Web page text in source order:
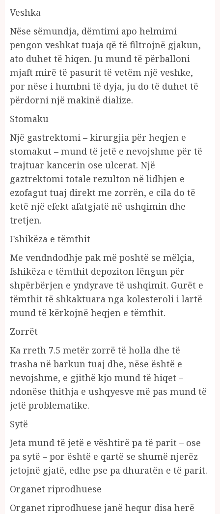
Veshka
Nëse sëmundja, dëmtimi apo helmimi
pengon veshkat tuaja që të filtrojnë gjakun,
ato duhet të hiqen. Ju mund të përballoni
mjaft mirë të pasurit të vetëm një veshke,
por nëse i humbni të dyja, ju do të duhet të
përdorni një makinë dialize.
Stomaku
Një gastrektomi – kirurgjia për heqjen e
stomakut – mund të jetë e nevojshme për të
trajtuar kancerin ose ulcerat. Një
gaztrektomi totale rezulton në lidhjen e
ezofagut tuaj direkt me zorrën, e cila do të
ketë një efekt afatgjatë në ushqimin dhe
tretjen.
Fshikëza e tëmthit
Me vendndodhje pak më poshtë se mëlçia,
fshikëza e tëmthit depoziton lëngun për
shpërbërjen e yndyrave të ushqimit. Gurët e
tëmthit të shkaktuara nga kolesteroli i lartë
mund të kërkojnë heqjen e tëmthit.
Zorrët
Ka rreth 7.5 metër zorrë të holla dhe të
trasha në barkun tuaj dhe, nëse është e
nevojshme, e gjithë kjo mund të hiqet –
ndonëse thithja e ushqyesve më pas mund të
jetë problematike.
Sytë
Jeta mund të jetë e vështirë pa të parit – ose
pa sytë – por është e qartë se shumë njerëz
jetojnë gjatë, edhe pse pa dhuratën e të parit.
Organet riprodhuese
Organet riprodhuese janë hequr disa herë